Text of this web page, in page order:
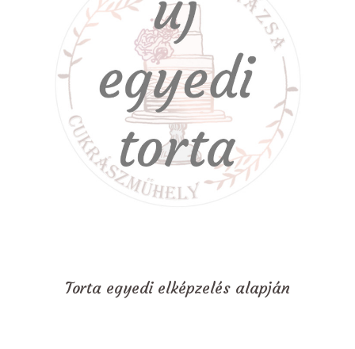
Torta egyedi elképzelés alapján